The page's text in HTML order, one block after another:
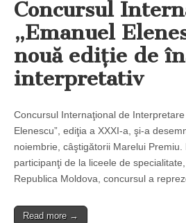
Concursul
„Emanuel
nouă ediţie de
interpretativ
Concursul Internaţional de
Elenescu”, ediţia a XXXI-a, şi-a
noiembrie, câştigătorii Marelui
participanţi de la liceele de
Republica Moldova, concursul a
Read more →